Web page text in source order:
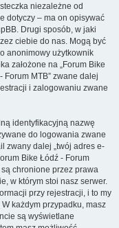
niezależne od
dotyczy – ma on opisywać
Drugi sposób, w jaki
ciebie do nas. Mogą być
anonimowy użytkownik
założone na „Forum Bike
MTB” zwane dalej
i zalogowaniu zwane
identyfikacyjną nazwę
do logowania zwane
zwany dalej „twój adres e-
Bike Łódź - Forum
chronione przez prawa
w którym stoi nasz serwer.
przy rejestracji, i to my
każdym przypadku, masz
są wyświetlane